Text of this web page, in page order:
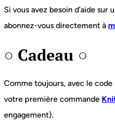
Si vous avez besoin d’aide
abonnez-vous directement à
○ Cadeau ○
Comme toujours, avec le
votre première commande
engagement).